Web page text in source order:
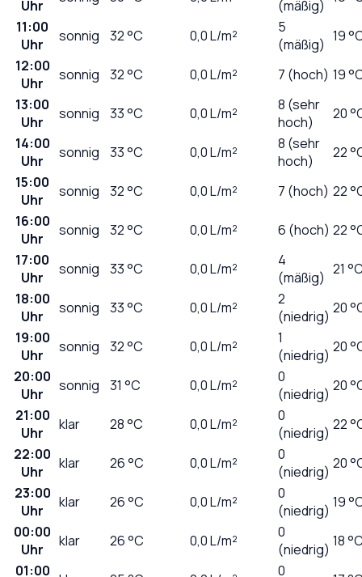
Uhr
(mäßig)
11:00
Uhr
sonnig 32°C 0,0L/m²
5
(mäßig) 19
12:00
Uhr
sonnig 32°C 0,0L/m² 7 (hoch) 19
13:00
Uhr
sonnig 33°C 0,0L/m²
8 (sehr
hoch)
20
14:00
Uhr
sonnig 33°C 0,0L/m²
8 (sehr
hoch)
22
15:00
Uhr
sonnig 32°C 0,0L/m² 7 (hoch) 22
16:00
Uhr
sonnig 32°C 0,0L/m² 6 (hoch) 22
17:00
Uhr
sonnig 33°C 0,0L/m²
4
(mäßig) 21
18:00
Uhr
sonnig 33°C 0,0L/m²
2
(niedrig) 20
19:00
Uhr
sonnig 32°C 0,0L/m²
1
(niedrig) 20
20:00
Uhr
sonnig 31 °C 0,0L/m²
0
(niedrig) 20
21:00
Uhr
klar 28°C 0,0L/m²
0
(niedrig) 22
22:00
Uhr
klar 26°C 0,0L/m²
0
(niedrig) 20
23:00
Uhr
klar 26°C 0,0L/m²
0
(niedrig) 19
00:00
Uhr
klar 26°C 0,0L/m²
0
(niedrig) 18
01:00
0